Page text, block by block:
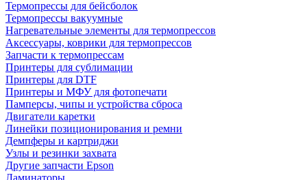
Термопрессы для бейсболок
Термопрессы вакуумные
Нагревательные элементы для термопрессов
Аксессуары, коврики для термопрессов
Запчасти к термопрессам
Принтеры для сублимации
Принтеры для DTF
Принтеры и МФУ для фотопечати
Памперсы, чипы и устройства сброса
Двигатели каретки
Линейки позиционирования и ремни
Демпферы и картриджи
Узлы и резинки захвата
Другие запчасти Epson
Ламинаторы